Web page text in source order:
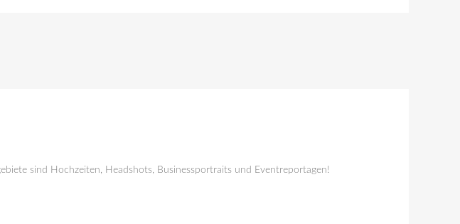
sind Hochzeiten, Headshots, Businessportraits und Eventreportagen!